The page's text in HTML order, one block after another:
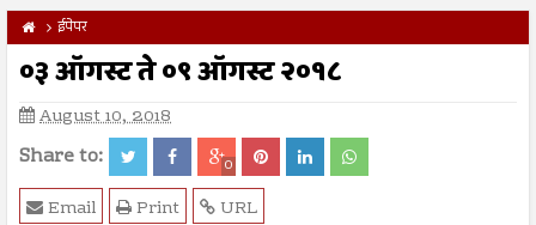
ईपेपर
०३ ऑगस्ट ते ०९ ऑगस्ट २०१८
August 10, 2018
Share to: 0
URL
Print
Email